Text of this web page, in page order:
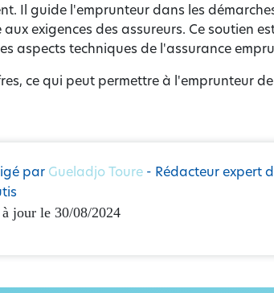
Il guide l'emprunteur dans les
exigences des assureurs. Ce soutien
aspects techniques de l'assurance
ce qui peut permettre à l'emprunteur
par Gueladjo Toure- Rédacteur expert
jour le 30/08/2024